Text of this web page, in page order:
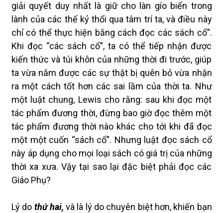
giải quyết duy nhất là giữ cho làn gío biển trong
lành của các thế kỷ thổi qua tâm trí ta, và điều này
chỉ có thể thực hiện bằng cách đọc các sách cổ”.
Khi đọc “các sách cổ”, ta có thể tiếp nhận được
kiến thức và túi khôn của những thời đi trước, giúp
ta vừa nắm được các sự thật bị quên bỏ vừa nhận
ra một cách tốt hơn các sai lầm của thời ta. Như
một luật chung, Lewis cho rằng: sau khi đọc một
tác phẩm đương thời, đừng bao giờ đọc thêm một
tác phẩm đương thời nào khác cho tới khi đã đọc
một một cuốn “sách cổ”. Nhưng luật đọc sách cổ
này áp dụng cho mọi loại sách có giá trị của những
thời xa xưa. Vậy tại sao lại đặc biệt phải đọc các
Giáo Phụ?
Lý do thứ hai, và là lý do chuyên biệt hơn, khiến bạn